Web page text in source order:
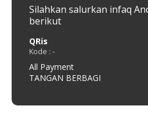
Silahkan salurkan infaq
berikut
QRis
Kode : -
All Payment
TANGAN BERBAGI